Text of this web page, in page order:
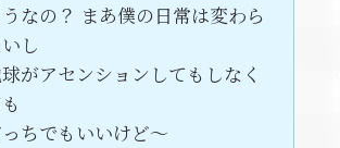
なの？ まあ僕の日常は変わら
し
がアセンションしてもしなく
っちでもいいけど～